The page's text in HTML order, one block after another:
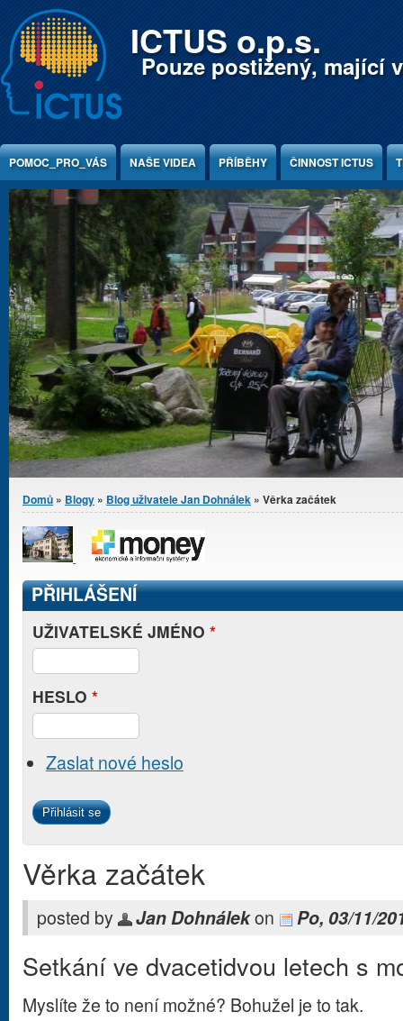
Jump to Content ICTUS o.p.s.
Pouze postižený, mající
POMOC_PRO_VÁS NAŠE VIDEA PŘÍBĚHY ČINNOST ICTUS
Jste zde
Domů » Blogy » Blog uživatele Jan Dohnálek » Věrka začátek
PŘIHLÁŠENÍ
UŽIVATELSKÉ JMÉNO *
HESLO *
Zaslat nové heslo
Věrka začátek
posted by Jan Dohnálekon Po, 03/11/
Setkání ve dvacetidvou letech s
Myslíte že to není možné? Bohužel je to tak.